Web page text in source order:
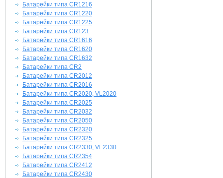
Батарейки типа CR1216
Батарейки типа CR1220
Батарейки типа CR1225
Батарейки типа CR123
Батарейки типа CR1616
Батарейки типа CR1620
Батарейки типа CR1632
Батарейки типа CR2
Батарейки типа CR2012
Батарейки типа CR2016
Батарейки типа CR2020, VL2020
Батарейки типа CR2025
Батарейки типа CR2032
Батарейки типа CR2050
Батарейки типа CR2320
Батарейки типа CR2325
Батарейки типа CR2330, VL2330
Батарейки типа CR2354
Батарейки типа CR2412
Батарейки типа CR2430